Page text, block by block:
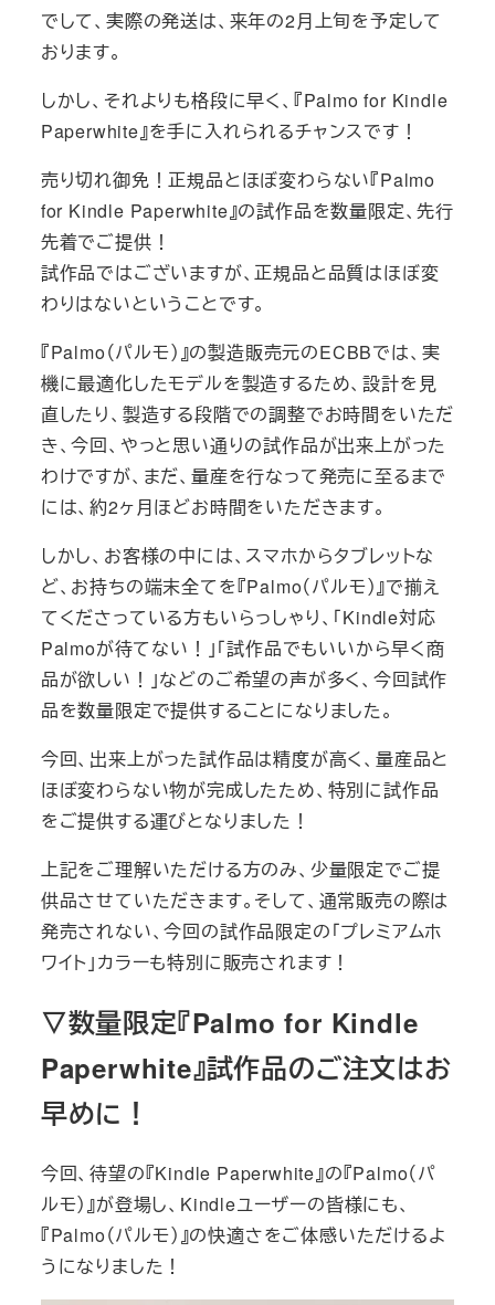
でして、実際の発送は、来年の2月上旬を予定して
おります。
しかし、それよりも格段に早く、『Palmo for Kindle
Paperwhite』を手に入れられるチャンスです！
売り切れ御免！正規品とほぼ変わらない『Palmo
for Kindle Paperwhite』の試作品を数量限定、先行
先着でご提供！
試作品ではございますが、正規品と品質はほぼ変
わりはないということです。
『Palmo（パルモ）』の製造販売元のECBBでは、実
機に最適化したモデルを製造するため、設計を見
直したり、製造する段階での調整でお時間をいただ
き、今回、やっと思い通りの試作品が出来上がった
わけですが、まだ、量産を行なって発売に至るまで
には、約2ヶ月ほどお時間をいただきます。
しかし、お客様の中には、スマホからタブレットな
ど、お持ちの端末全てを『Palmo（パルモ）』で揃え
てくださっている方もいらっしゃり、「Kindle対応
Palmoが待てない！」「試作品でもいいから早く商
品が欲しい！」などのご希望の声が多く、今回試作
品を数量限定で提供することになりました。
今回、出来上がった試作品は精度が高く、量産品と
ほぼ変わらない物が完成したため、特別に試作品
をご提供する運びとなりました！
上記をご理解いただける方のみ、少量限定でご提
供品させていただきます。そして、通常販売の際は
発売されない、今回の試作品限定の「プレミアムホ
ワイト」カラーも特別に販売されます！
▽数量限定『Palmo for Kindle
Paperwhite』試作品のご注文はお
早めに！
今回、待望の『Kindle Paperwhite』の『Palmo（パ
ルモ）』が登場し、Kindleユーザーの皆様にも、
『Palmo（パルモ）』の快適さをご体感いただけるよ
うになりました！